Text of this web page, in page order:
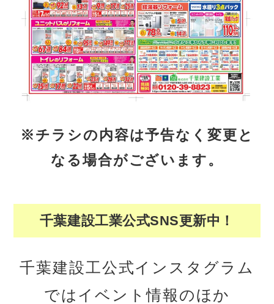
※チラシの内容は予告なく変更と
なる場合がございます。
千葉建設工業公式SNS更新中！
千葉建設工公式インスタグラム
ではイベント情報のほか